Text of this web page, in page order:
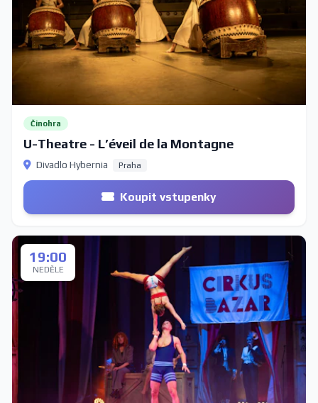
Činohra
U-Theatre - L’éveil de la Montagne
Divadlo Hybernia Praha
Koupit vstupenky
19:00
NEDĚLE